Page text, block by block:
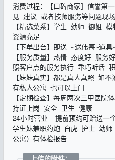
消费过程：【口碑商家】信誉
见 建议 或者技师服务等问题现
【精选菜系】学生 幼师 御姐
资源充足
【下单出台】即送 ~送伟哥~道
【服务质量】热情 态度好 服
照客户点的服务执行 乖巧听话
【妹妹真实】都是真人真照 如
有私人公寓 也可以上门
【定期检查】每周两次三甲医
持证上岗 安全 卫生 健康
24小时营业 提前预约可赠送一
学生妹兼职约炮 白虎 护士 幼
公寓）有体检报告
上传的附件：